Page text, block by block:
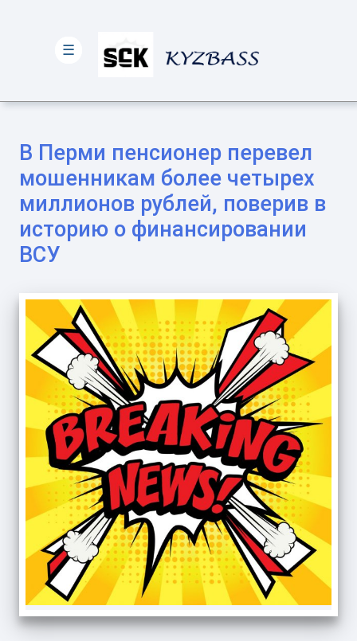
В Перми пенсионер перевел
мошенникам более четырех
миллионов рублей, поверив в
историю о финансировании
ВСУ
☰